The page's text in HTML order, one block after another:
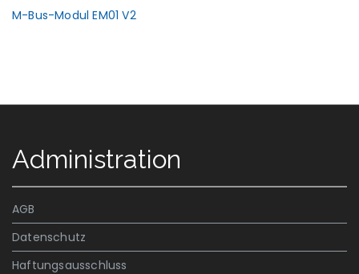
M-Bus-Modul EM01 V2
Administration
AGB
Datenschutz
Haftungsausschluss